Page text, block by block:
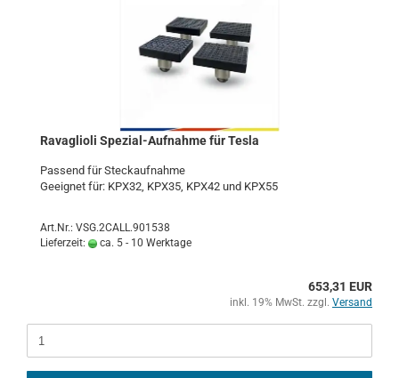
Ra­vaglio­li Spezial-​​Auf­nah­me für Tesla
Pas­send für Steck­auf­nah­me
Ge­eig­net für: KPX32, KPX35, KPX42 und KPX55
Art.Nr.: VSG.2CALL.901538
Lieferzeit:
ca. 5 - 10 Werktage
653,31 EUR
inkl. 19% MwSt. zzgl. Versand